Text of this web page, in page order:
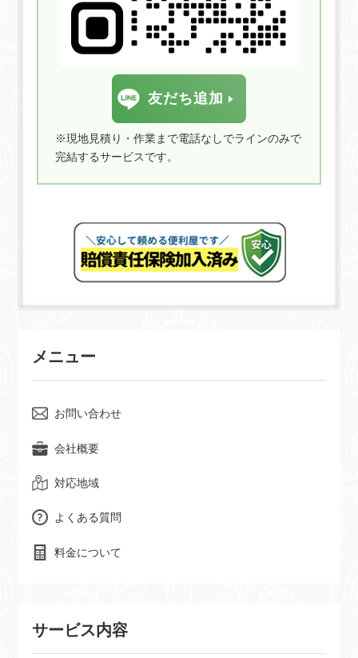
友だち追加
※現地見積り・作業まで電話なしでラインのみで
完結するサービスです。
メニュー
お問い合わせ
会社概要
対応地域
よくある質問
料金について
サービス内容